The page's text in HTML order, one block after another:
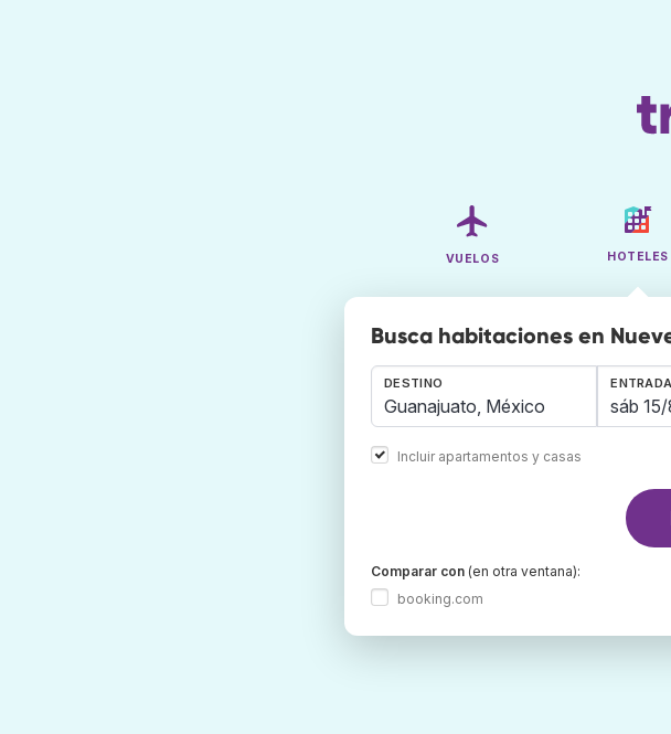
VUELOS HOTELES
Busca habitaciones en
DESTINO
Incluir apartamentos y casas
ENTRADA
Comparar con (en otra ventana):
booking.com